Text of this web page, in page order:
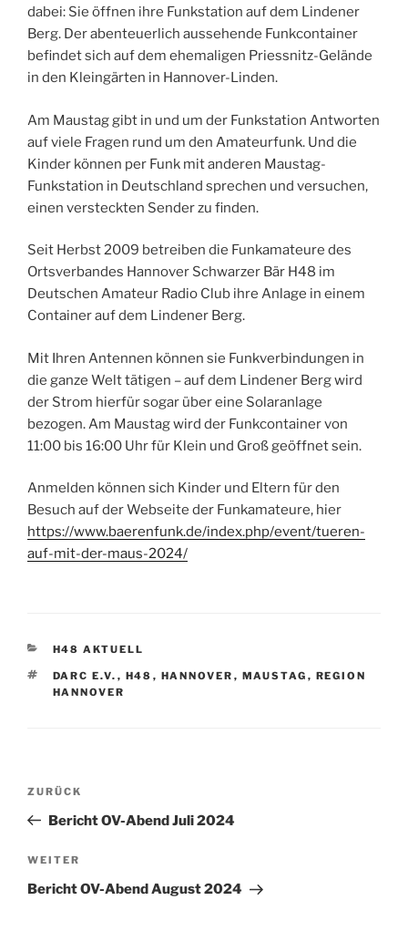
dabei: Sie öffnen ihre Funkstation auf dem Lindener
Berg. Der abenteuerlich aussehende Funkcontainer
befindet sich auf dem ehemaligen Priessnitz-Gelände
in den Kleingärten in Hannover-Linden.
Am Maustag gibt in und um der Funkstation Antworten
auf viele Fragen rund um den Amateurfunk. Und die
Kinder können per Funk mit anderen Maustag-
Funkstation in Deutschland sprechen und versuchen,
einen versteckten Sender zu finden.
Seit Herbst 2009 betreiben die Funkamateure des
Ortsverbandes Hannover Schwarzer Bär H48 im
Deutschen Amateur Radio Club ihre Anlage in einem
Container auf dem Lindener Berg.
Mit Ihren Antennen können sie Funkverbindungen in
die ganze Welt tätigen – auf dem Lindener Berg wird
der Strom hierfür sogar über eine Solaranlage
bezogen. Am Maustag wird der Funkcontainer von
11:00 bis 16:00 Uhr für Klein und Groß geöffnet sein.
Anmelden können sich Kinder und Eltern für den
Besuch auf der Webseite der Funkamateure, hier
https://www.baerenfunk.de/index.php/event/tueren-
auf-mit-der-maus-2024/
KATEGORIEN
H48 AKTUELL
SCHLAGWÖRTER
DARC E.V. , H48 , HANNOVER , MAUSTAG , REGION
HANNOVER
Beitrags-
Vorheriger
Beitrag
ZURÜCK
Bericht OV-Abend Juli 2024
Nächster
Beitrag
WEITER
Bericht OV-Abend August 2024